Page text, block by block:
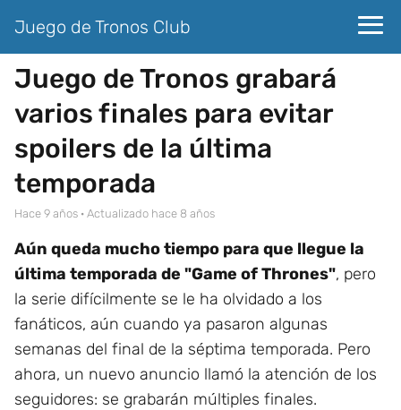
Juego de Tronos Club
Juego de Tronos grabará
varios finales para evitar
spoilers de la última
temporada
hace 9 años · Actualizado hace 8 años
Aún queda mucho tiempo para que llegue la
última temporada de "Game of Thrones", pero
la serie difícilmente se le ha olvidado a los
fanáticos, aún cuando ya pasaron algunas
semanas del final de la séptima temporada. Pero
ahora, un nuevo anuncio llamó la atención de los
seguidores: se grabarán múltiples finales.